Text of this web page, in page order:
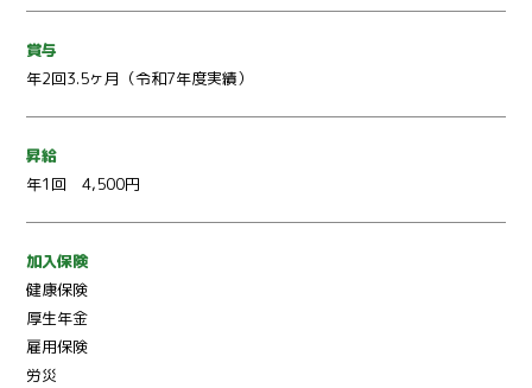
賞与
年2回3.5ヶ月（令和7年度実績）
昇給
年1回 4,500円
加入保険
健康保険
厚生年金
雇用保険
労災